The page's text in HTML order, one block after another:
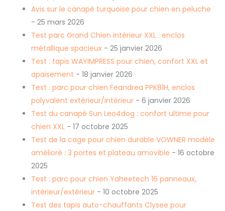
Avis sur le canapé turquoise pour chien en peluche
- 25 mars 2026
Test parc Grand Chien intérieur XXL : enclos
métallique spacieux - 25 janvier 2026
Test : tapis WAYIMPRESS pour chien, confort XXL et
apaisement - 18 janvier 2026
Test : parc pour chien Feandrea PPK81H, enclos
polyvalent extérieur/intérieur - 6 janvier 2026
Test du canapé Sun Leo4dog : confort ultime pour
chien XXL - 17 octobre 2025
Test de la cage pour chien durable VOWNER modèle
amélioré : 3 portes et plateau amovible - 16 octobre
2025
Test : parc pour chien Yaheetech 16 panneaux,
intérieur/extérieur - 10 octobre 2025
Test des tapis auto-chauffants Clysee pour